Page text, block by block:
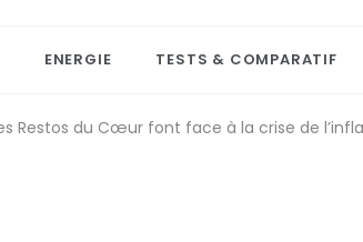
ENERGIE TESTS & COMPARATIF
Restos du Cœur font face à la crise de